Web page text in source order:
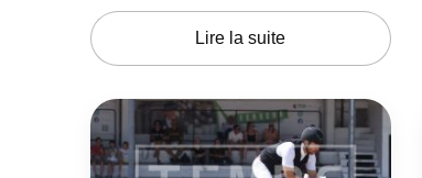
Lire la suite